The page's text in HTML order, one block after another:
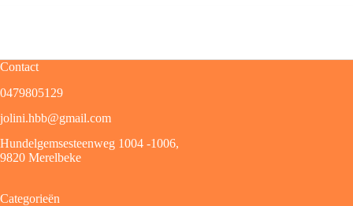
Contact
0479805129
jolini.hbb@gmail.com
Hundelgemsesteenweg 1004 -1006,
9820 Merelbeke
Categorieën